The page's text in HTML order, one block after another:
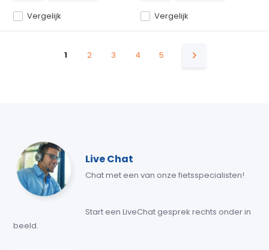
Vergelijk Vergelijk
1 2 3 4 5
Live Chat
Chat met een van onze fietsspecialisten!
Start een LiveChat gesprek rechts onder in
beeld.